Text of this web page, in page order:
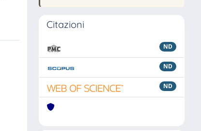
Citazioni
ND
ND
ND